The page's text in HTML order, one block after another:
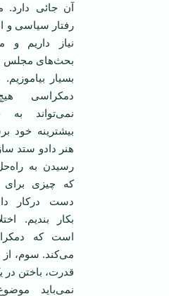
آن جائی دارد.
رفتار سیاسی
نیاز داریم و
بحث‌های مجلس
بسیار
دمکراسی
نمی‌تواند به
بیشترینه خود
هنر دادو ستد
رسیدن به
که چیزی برای
دست درکار
بکار بندیم.
است که
می‌کند. سوم،
قدرت، باختن در
نمی‌باید